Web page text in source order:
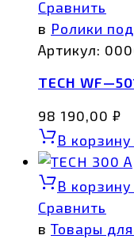
Сравнить
в Ролики
Артикул:
TECH
98 190,00 ₽
В корзину
В корзину
Сравнить
в Товары